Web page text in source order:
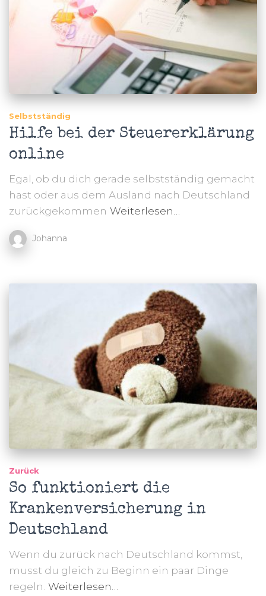
Selbstständig
Hilfe bei der Steuererklärung
online
Egal, ob du dich gerade selbstständig gemacht
hast oder aus dem Ausland nach Deutschland
zurückgekommen Weiterlesen…
Johanna
Zurück
So funktioniert die
Krankenversicherung in
Deutschland
Wenn du zurück nach Deutschland kommst,
musst du gleich zu Beginn ein paar Dinge
regeln. Weiterlesen…